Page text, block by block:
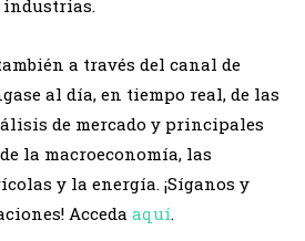
industrias.
a través del canal de
al día, en tiempo real, de las
de mercado y principales
la macroeconomía, las
y la energía. ¡Síganos y
Acceda aquí.